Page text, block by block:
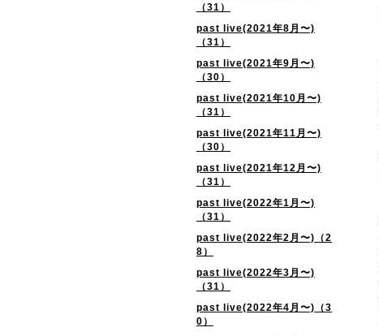
（31）
past live(2021年8月〜)
（31）
past live(2021年9月〜)
（30）
past live(2021年10月〜)
（31）
past live(2021年11月〜)
（30）
past live(2021年12月〜)
（31）
past live(2022年1月〜)
（31）
past live(2022年2月〜)（2
8）
past live(2022年3月〜)
（31）
past live(2022年4月〜)（3
0）